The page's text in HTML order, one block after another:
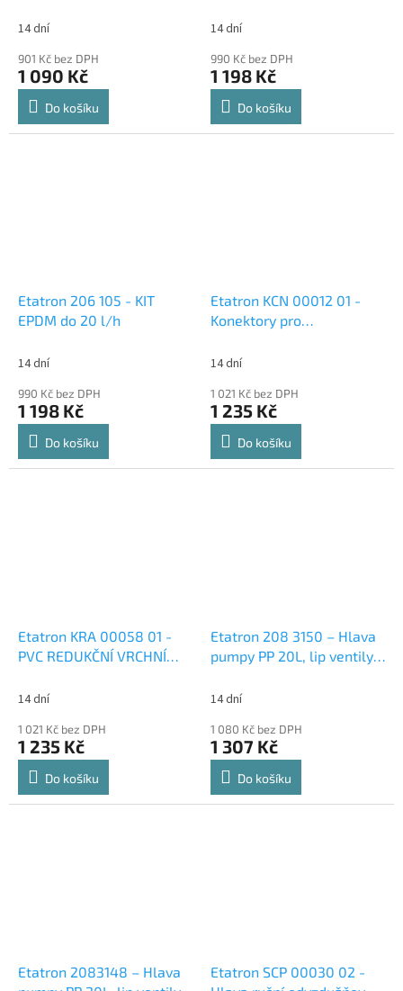
14 dní
901 Kč bez DPH
1 090 Kč
Do košíku
14 dní
990 Kč bez DPH
1 198 Kč
Do košíku
Etatron 206 105 - KIT
EPDM do 20 l/h
14 dní
990 Kč bez DPH
1 198 Kč
Do košíku
Etatron KCN 00012 01 -
Konektory pro
ks
14 dní
1 021 Kč bez DPH
1 235 Kč
Do košíku
Etatron KRA 00058 01 -
PVC REDUKČNÍ VRCHNÍ
14 dní
1 021 Kč bez DPH
1 235 Kč
Do košíku
Etatron 208 3150 – Hlava
pumpy PP 20L, lip ventily,
manuálního odvzdušnění
14 dní
1 080 Kč bez DPH
1 307 Kč
Do košíku
Etatron 2083148 – Hlava
Etatron SCP 00030 02 -